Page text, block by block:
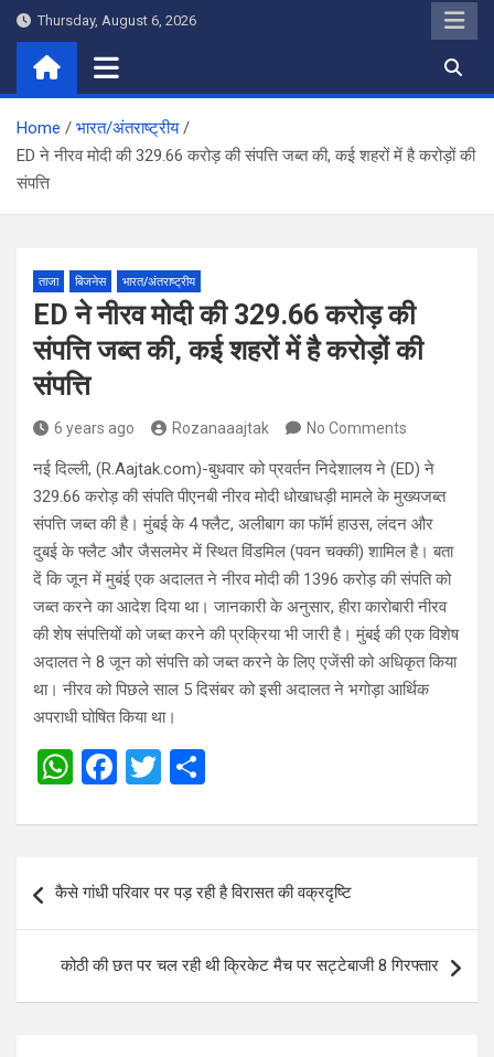
Skip
content
Thursday, August 6, 2026
Home
भारत/अंतराष्ट्रीय
ED ने नीरव मोदी की 329.66 करोड़ की संपत्ति जब्त की, कई शहरों में है करोड़ों की
संपत्ति
ताजा बिजनेस भारत/अंतराष्ट्रीय
ED ने नीरव मोदी की 329.66 करोड़ की
संपत्ति जब्त की, कई शहरों में है करोड़ों की
संपत्ति
6 years ago Rozanaaajtak No Comments
नई दिल्ली, (R.Aajtak.com)-बुधवार को प्रवर्तन निदेशालय ने (ED) ने
329.66 करोड़ की संपति पीएनबी नीरव मोदी धोखाधड़ी मामले के मुख्यजब्त
संपत्ति जब्त की है। मुंबई के 4 फ्लैट, अलीबाग का फॉर्म हाउस, लंदन और
दुबई के फ्लैट और जैसलमेर में स्थित विंडमिल (पवन चक्की) शामिल है। बता
दें कि जून में मुबंई एक अदालत ने नीरव मोदी की 1396 करोड़ की संपति को
जब्त करने का आदेश दिया था। जानकारी के अनुसार, हीरा कारोबारी नीरव
की शेष संपत्तियों को जब्त करने की प्रक्रिया भी जारी है। मुंबई की एक विशेष
अदालत ने 8 जून को संपत्ति को जब्त करने के लिए एजेंसी को अधिकृत किया
था। नीरव को पिछले साल 5 दिसंबर को इसी अदालत ने भगोड़ा आर्थिक
अपराधी घोषित किया था।
W
at
s
A
p
p
F
ce
b
o
o
k
T
tt ar
e
navigation
कैसे गांधी परिवार पर पड़ रही है विरासत की वक्रदृष्टि
कोठी की छत पर चल रही थी क्रिकेट मैच पर सट्टेबाजी 8 गिरफ्तार